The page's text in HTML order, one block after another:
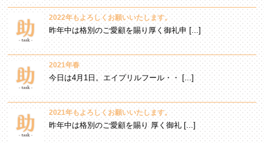
2022年もよろしくお願いいたします。
昨年中は格別のご愛顧を賜り厚く御礼申 [...]
2021年春
今日は4月1日。エイプリルフール・・ [...]
2021年もよろしくお願いいたします。
昨年中は格別のご愛顧を賜り 厚く御礼 [...]